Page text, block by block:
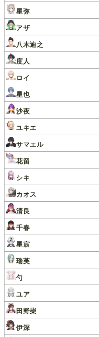
星弥
アザ
八木迪之
度人
ロイ
星也
沙夜
ユキエ
サマエル
花留
シキ
カオス
清良
千春
星宸
瑞芙
勺
ユア
田野柴
伊深